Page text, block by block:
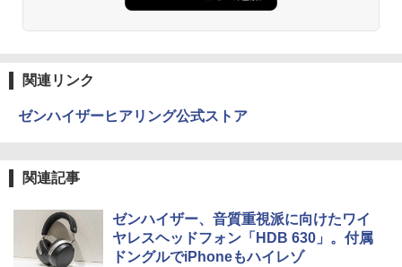
関連リンク
ゼンハイザーヒアリング公式ストア
関連記事
ゼンハイザー、音質重視派に向けたワイ
ヤレスヘッドフォン「HDB 630」。付属
ドングルでiPhoneもハイレゾ